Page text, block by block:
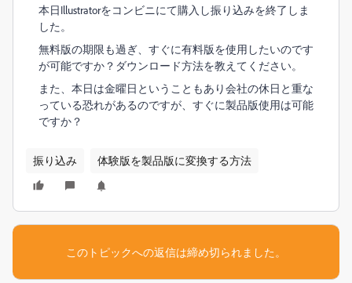
本日Illustratorをコンビニにて購入し振り込みを終了しま
した。
無料版の期限も過ぎ、すぐに有料版を使用したいのです
が可能ですか？ダウンロード方法を教えてください。
また、本日は金曜日ということもあり会社の休日と重な
っている恐れがあるのですが、すぐに製品版使用は可能
ですか？
振り込み 体験版を製品版に変換する方法
このトピックへの返信は締め切られました。